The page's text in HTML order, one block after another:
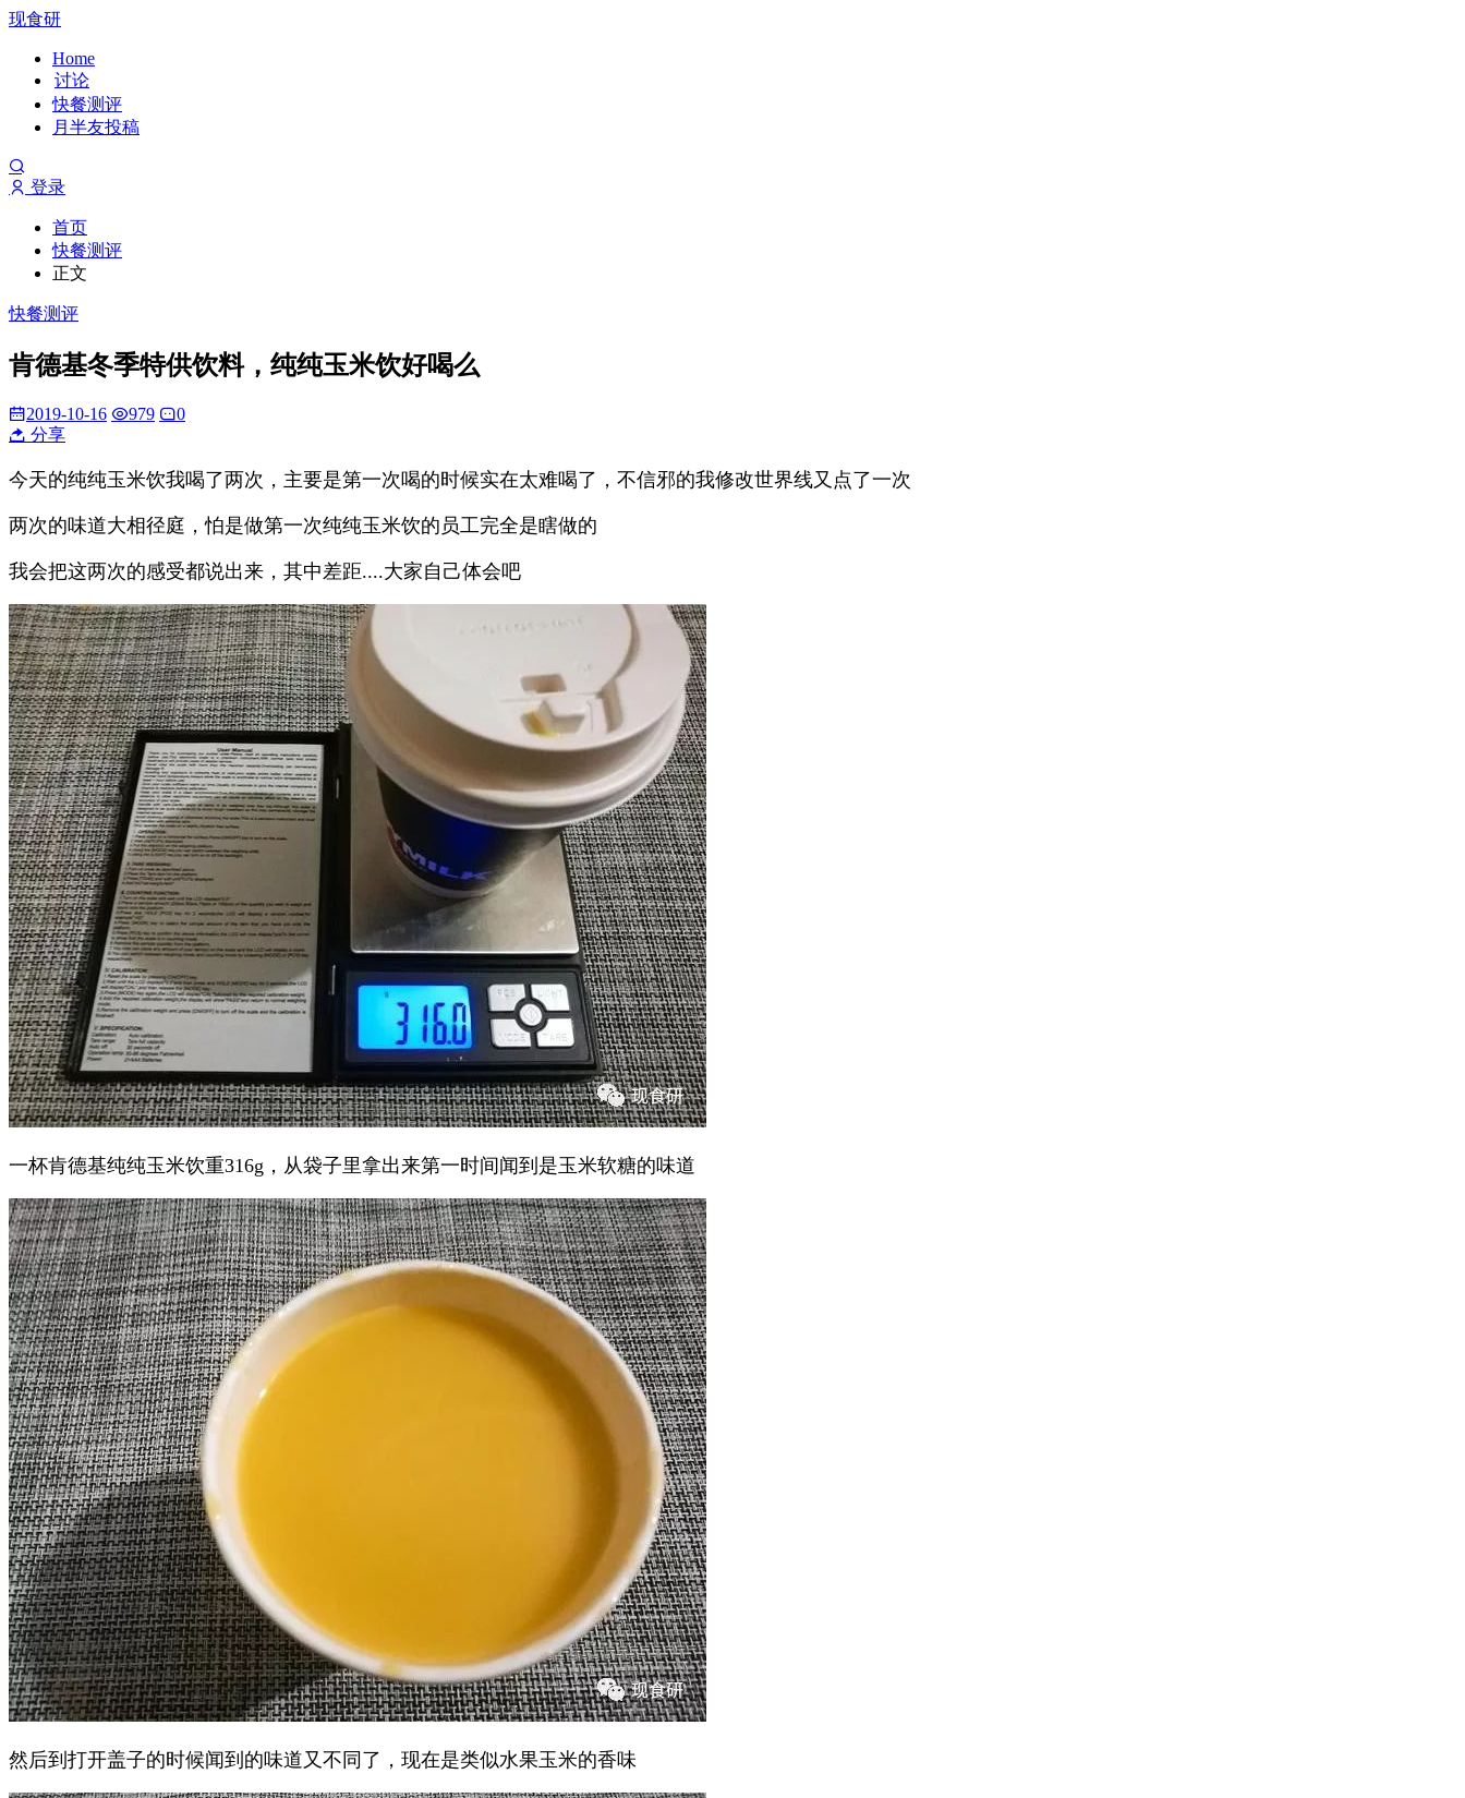
现食研
Home
讨论
快餐测评
月半友投稿
登录
首页
快餐测评
正文
快餐测评
肯德基冬季特供饮料，纯纯玉米饮好喝么
2019-10-16 979
0
分享
今天的纯纯玉米饮我喝了两次，主要是第一次喝的时候实在太难喝了，不信邪的我修改世界线又点了一次
两次的味道大相径庭，怕是做第一次纯纯玉米饮的员工完全是瞎做的
我会把这两次的感受都说出来，其中差距....大家自己体会吧
一杯肯德基纯纯玉米饮重316g，从袋子里拿出来第一时间闻到是玉米软糖的味道
然后到打开盖子的时候闻到的味道又不同了，现在是类似水果玉米的香味